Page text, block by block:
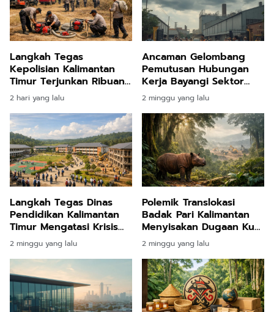
Langkah Tegas
Kepolisian Kalimantan
Timur Terjunkan Ribuan
Pasukan Demi Tangkal
Ancaman Kebakaran
Hutan Akibat Kemarau
Ekstrem
2 hari yang lalu
Ancaman Gelombang
Pemutusan Hubungan
Kerja Bayangi Sektor
Industri Kalimantan
Timur Akibat Dinamika
Ekonomi Global
2 minggu yang lalu
Langkah Tegas Dinas
Pendidikan Kalimantan
Timur Mengatasi Krisis
Daya Tampung Siswa
Lewat Prioritas
Anggaran Infrastruktur
Sekolah
2 minggu yang lalu
Polemik Translokasi
Badak Pari Kalimantan
Menyisakan Dugaan Kuat
Intervensi Kepentingan
Industri Pertambangan
2 minggu yang lalu